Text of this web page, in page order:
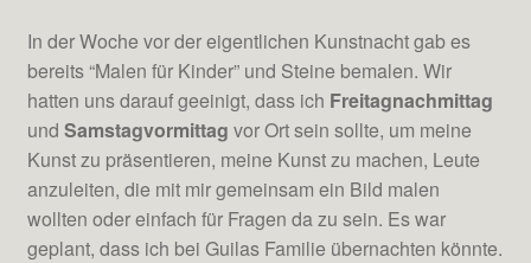
In der Woche vor der eigentlichen Kunstnacht gab es
bereits “Malen für Kinder” und Steine bemalen. Wir
hatten uns darauf geeinigt, dass ich Freitagnachmittag
und Samstagvormittag vor Ort sein sollte, um meine
Kunst zu präsentieren, meine Kunst zu machen, Leute
anzuleiten, die mit mir gemeinsam ein Bild malen
wollten oder einfach für Fragen da zu sein. Es war
geplant, dass ich bei Guilas Familie übernachten könnte.